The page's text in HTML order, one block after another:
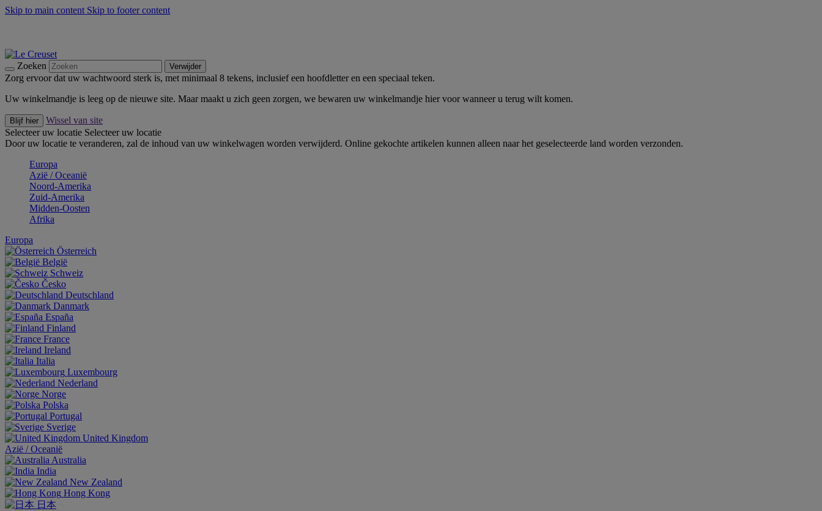
Skip to main content Skip to footer content
Zoeken Verwijder
Zorg ervoor dat uw wachtwoord sterk is, met minimaal 8 tekens, inclusief een hoofdletter en een speciaal teken.
Uw winkelmandje is leeg op de nieuwe site. Maar maakt u zich geen zorgen, we bewaren uw winkelmandje hier voor wanneer u terug wilt komen.
Blijf hier
Wissel van site
Selecteer uw locatie Selecteer uw locatie
Door uw locatie te veranderen, zal de inhoud van uw winkelwagen worden verwijderd. Online gekochte artikelen kunnen alleen naar het geselecteerde land worden verzonden.
Europa
Aziё / Oceaniё
Noord-Amerika
Zuid-Amerika
Midden-Oosten
Afrika
Europa
Österreich
België
Schweiz
Česko
Deutschland
Danmark
España
Finland
France
Ireland
Italia
Luxembourg
Nederland
Norge
Polska
Portugal
Sverige
United Kingdom
Aziё / Oceaniё
Australia
India
New Zealand
Hong Kong
日本